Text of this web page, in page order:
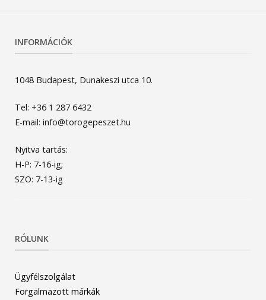
INFORMÁCIÓK
1048 Budapest, Dunakeszi utca 10.
Tel: +36 1 287 6432
E-mail: info@torogepeszet.hu
Nyitva tartás:
H-P: 7-16-ig;
SZO: 7-13-ig
RÓLUNK
Ügyfélszolgálat
Forgalmazott márkák